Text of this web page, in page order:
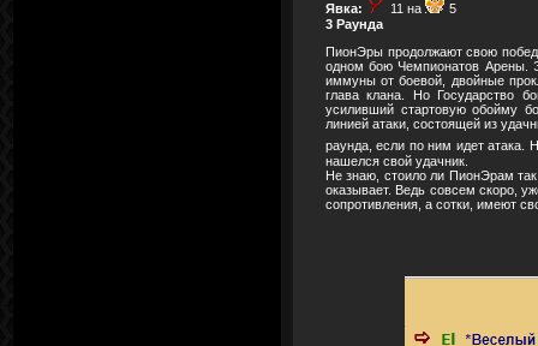
Явка: 11 на
5
3 Раунда
ПионЭры продолжают свою
одном бою Чемпионатов Арены.
иммуны от боевой, двойные
глава клана. Но Государство
усиливший стартовую обойму
линией атаки, состоящей из
раунда, если по ним идет атака.
нашелся свой удачник.
Не знаю, стоило ли ПионЭрам так
оказывает. Ведь совсем скоро,
сопротивления, а сотки, имеют